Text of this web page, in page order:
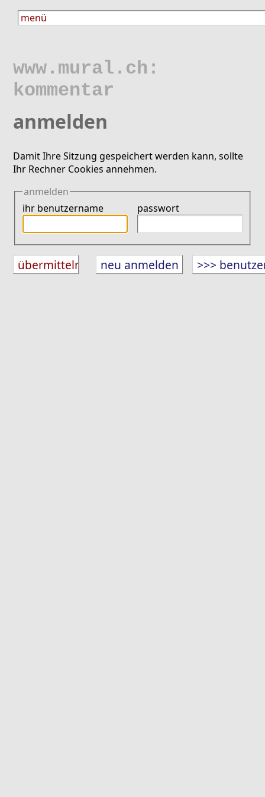
www.mural.ch:
kommentar
anmelden
Damit Ihre Sitzung gespeichert werden kann, sollte
Ihr Rechner Cookies annehmen.
anmelden
ihr benutzername
passwort
neu anmelden >>>